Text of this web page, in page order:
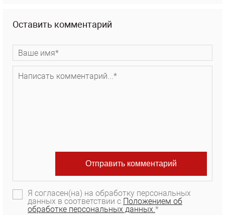
Оставить комментарий
Я согласен(на) на обработку персональных
данных в соответствии с Положением об
обработке персональных данных.*